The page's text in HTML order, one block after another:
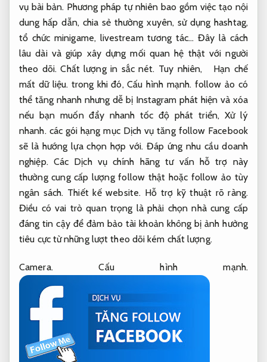
vụ bài bản. Phương pháp tự nhiên bao gồm việc tạo nội
dung hấp dẫn, chia sẻ thường xuyên, sử dụng hashtag,
tổ chức minigame, livestream tương tác… Đây là cách
lâu dài và giúp xây dựng mối quan hệ thật với người
theo dõi.Chất lượng in sắc nét. Tuy nhiên, Hạn chế
mất dữ liệu. trong khi đó,Cấu hình mạnh. follow ảo có
thể tăng nhanh nhưng dễ bị Instagram phát hiện và xóa
nếu bạn muốn đẩy nhanh tốc độ phát triển, Xử lý
nhanh.các gói hạng mục Dịch vụ tăng follow Facebook
sẽ là hướng lựa chọn hợp với.Đáp ứng nhu cầu doanh
nghiệp.Các Dịch vụ chính hãng tư vấn hỗ trợ này
thường cung cấp lượng follow thật hoặc follow ảo tùy
ngân sách. Thiết kế website. Hỗ trợ kỹ thuật rõ ràng.
Điều có vai trò quan trọng là phải chọn nhà cung cấp
đáng tin cậy để đảm bảo tài khoản không bị ảnh hưởng
tiêu cực từ những lượt theo dõi kém chất lượng.
Camera. Cấu hình mạnh.